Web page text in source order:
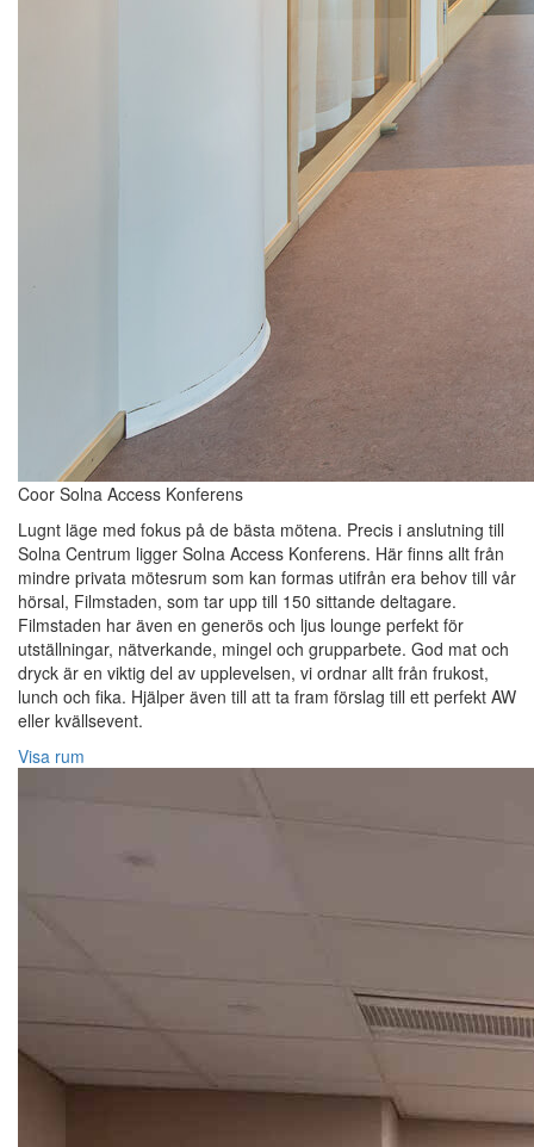
Coor Solna Access Konferens
Lugnt läge med fokus på de bästa mötena. Precis i anslutning till
Solna Centrum ligger Solna Access Konferens. Här finns allt från
mindre privata mötesrum som kan formas utifrån era behov till vår
hörsal, Filmstaden, som tar upp till 150 sittande deltagare.
Filmstaden har även en generös och ljus lounge perfekt för
utställningar, nätverkande, mingel och grupparbete. God mat och
dryck är en viktig del av upplevelsen, vi ordnar allt från frukost,
lunch och fika. Hjälper även till att ta fram förslag till ett perfekt AW
eller kvällsevent.
Visa rum